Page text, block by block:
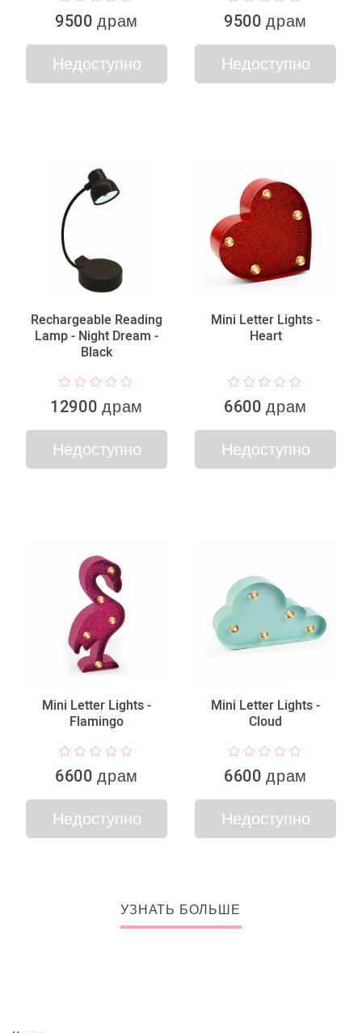
9500 драм
Недоступно
9500 драм
Недоступно
Rechargeable Reading
Lamp - Night Dream -
Black
12900 драм
Недоступно
Mini Letter Lights -
Heart
6600 драм
Недоступно
Mini Letter Lights -
Flamingo
6600 драм
Недоступно
Mini Letter Lights -
Cloud
6600 драм
Недоступно
УЗНАТЬ БОЛЬШЕ